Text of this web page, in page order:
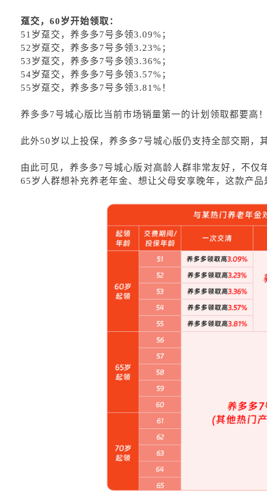
趸交， 60岁开始领取：
51岁趸交，养多多7号多领3.09%；
52岁趸交，养多多7号多领3.23%；
53岁趸交，养多多7号多领3.36%；
54岁趸交，养多多7号多领3.57%；
55岁趸交，养多多7号多领3.81%！
养多多7号城心版比当前市场销量第一的计划领取都要高！
此外50岁以上投保，养多多7号城心版仍支持全部交期，
由此可见，养多多7号城心版对高龄人群非常友好，不仅
65岁人群想补充养老年金、想让父母安享晚年，这款产品